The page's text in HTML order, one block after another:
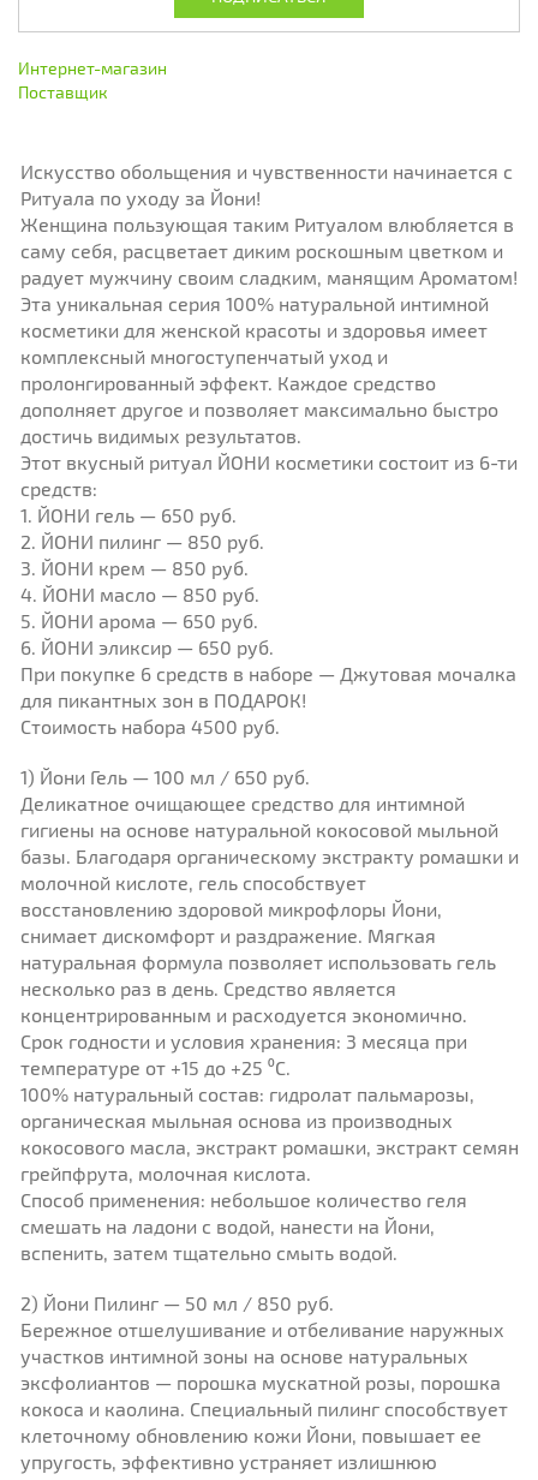
Интернет-магазин
Поставщик
Искусство обольщения и чувственности начинается с
Ритуала по уходу за Йони!
Женщина пользующая таким Ритуалом влюбляется в
саму себя, расцветает диким роскошным цветком и
радует мужчину своим сладким, манящим Ароматом!
Эта уникальная серия 100% натуральной интимной
косметики для женской красоты и здоровья имеет
комплексный многоступенчатый уход и
пролонгированный эффект. Каждое средство
дополняет другое и позволяет максимально быстро
достичь видимых результатов.
Этот вкусный ритуал ЙОНИ косметики состоит из 6-ти
средств:
1. ЙОНИ гель — 650 руб.
2. ЙОНИ пилинг — 850 руб.
3. ЙОНИ крем — 850 руб.
4. ЙОНИ масло — 850 руб.
5. ЙОНИ арома — 650 руб.
6. ЙОНИ эликсир — 650 руб.
При покупке 6 средств в наборе — Джутовая мочалка
для пикантных зон в ПОДАРОК!
Стоимость набора 4500 руб.
1) Йони Гель — 100 мл / 650 руб.
Деликатное очищающее средство для интимной
гигиены на основе натуральной кокосовой мыльной
базы. Благодаря органическому экстракту ромашки и
молочной кислоте, гель способствует
восстановлению здоровой микрофлоры Йони,
снимает дискомфорт и раздражение. Мягкая
натуральная формула позволяет использовать гель
несколько раз в день. Средство является
концентрированным и расходуется экономично.
Срок годности и условия хранения: 3 месяца при
температуре от +15 до +25 ⁰C.
100% натуральный состав: гидролат пальмарозы,
органическая мыльная основа из производных
кокосового масла, экстракт ромашки, экстракт семян
грейпфрута, молочная кислота.
Способ применения: небольшое количество геля
смешать на ладони с водой, нанести на Йони,
вспенить, затем тщательно смыть водой.
2) Йони Пилинг — 50 мл / 850 руб.
Бережное отшелушивание и отбеливание наружных
участков интимной зоны на основе натуральных
эксфолиантов — порошка мускатной розы, порошка
кокоса и каолина. Специальный пилинг способствует
клеточному обновлению кожи Йони, повышает ее
упругость, эффективно устраняет излишнюю